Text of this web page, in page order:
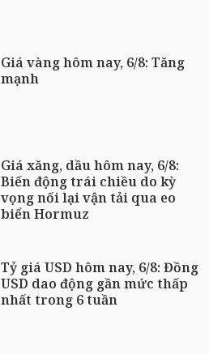
Giá vàng hôm nay, 6/8: Tăng
mạnh
Giá xăng, dầu hôm nay, 6/8:
Biến động trái chiều do kỳ
vọng nối lại vận tải qua eo
biển Hormuz
Tỷ giá USD hôm nay, 6/8: Đồng
USD dao động gần mức thấp
nhất trong 6 tuần